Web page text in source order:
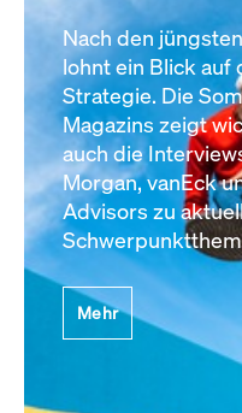
Nach den
lohnt ein Blick auf
Strategie. Die
Magazins zeigt
auch die
Morgan, vanEck
Advisors zu
Mehr